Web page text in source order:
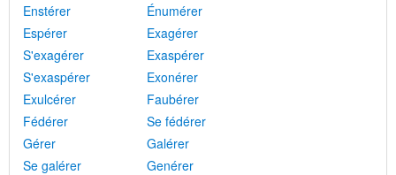
Enstérer
Énumérer
Espérer
Exagérer
S'exagérer
Exaspérer
S'exaspérer
Exonérer
Exulcérer
Faubérer
Fédérer
Se fédérer
Gérer
Galérer
Se galérer
Genérer